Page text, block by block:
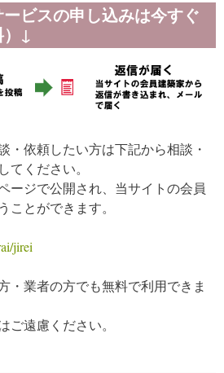
ビスの申し込みは今すぐ
）↓
・依頼したい方は下記から相談・
てください。
ージで公開され、当サイトの会員
ことができます。
jirei
・業者の方でも無料で利用できま
ご遠慮ください。